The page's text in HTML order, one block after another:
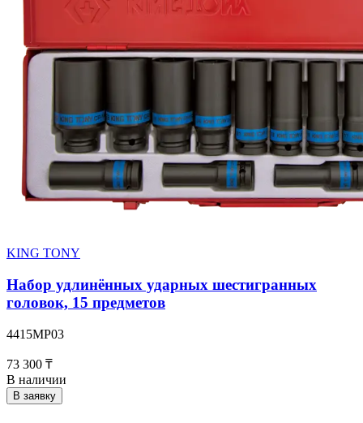
KING TONY
Набор удлинённых ударных шестигранных
головок, 15 предметов
4415MP03
73 300 ₸
В наличии
В заявку